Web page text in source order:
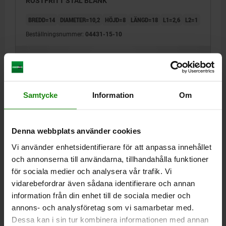
Samtycke Information Om
Denna webbplats använder cookies
Vi använder enhetsidentifierare för att anpassa innehållet
och annonserna till användarna, tillhandahålla funktioner
för sociala medier och analysera vår trafik. Vi
vidarebefordrar även sådana identifierare och annan
information från din enhet till de sociala medier och
annons- och analysföretag som vi samarbetar med.
Dessa kan i sin tur kombinera informationen med annan
BREDD=14 DIAMETER=10,2 HÖJD=8 LÄNGD=18 L1=2,6 L2=1
Beställningsnummer: 04431-15-10
DETALJER
SPÄNNPLÅT FÖR SPÄNNEXCENTER, D=12,2, B=16,
ROSTFRITT STÅL BLANK
BREDD=16 DIAMETER=12,2 HÖJD=9 LÄNGD=20 L1=2,9 L2=1